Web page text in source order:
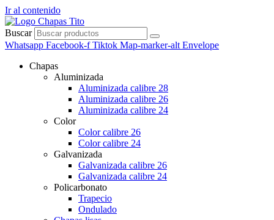
Ir al contenido
Buscar
Whatsapp Facebook-f Tiktok Map-marker-alt Envelope
Chapas
Aluminizada
Aluminizada calibre 28
Aluminizada calibre 26
Aluminizada calibre 24
Color
Color calibre 26
Color calibre 24
Galvanizada
Galvanizada calibre 26
Galvanizada calibre 24
Policarbonato
Trapecio
Ondulado